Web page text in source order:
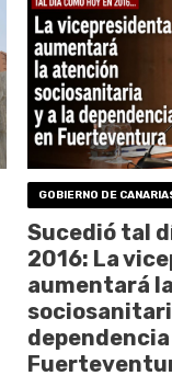
GOBIERNO DE
Sucedió tal
2016: La
aumentará
dependencia